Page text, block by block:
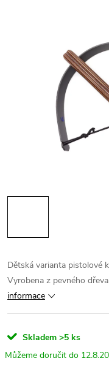
Dětská varianta pistolové
Vyrobena z pevného
informace
Skladem >5 ks